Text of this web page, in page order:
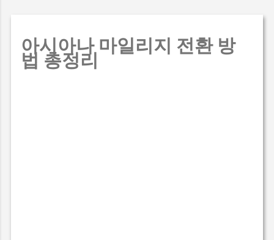
아시아나 마일리지 전환 방
법 총정리